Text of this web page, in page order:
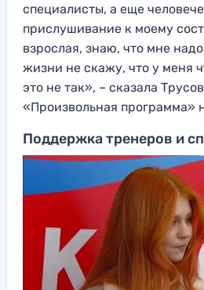
специалисты, а еще
прислушивание к моему
взрослая, знаю, что мне
жизни не скажу, что у меня
это не так», – сказала
«Произвольная программа»
Поддержка тренеров и